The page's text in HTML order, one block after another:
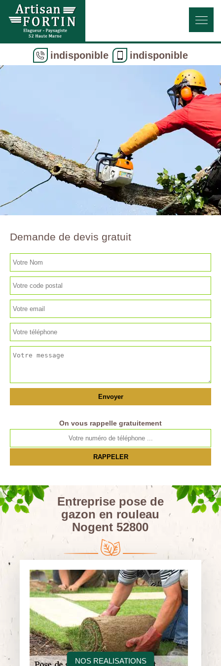
indisponible indisponible
NOS REALISATIONS
Demande de devis gratuit
On vous rappelle gratuitement
Entreprise pose de
gazon en rouleau
Nogent 52800